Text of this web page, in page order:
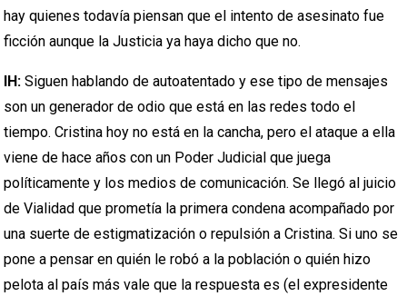
hay quienes todavía piensan que el intento de asesinato fue
ficción aunque la Justicia ya haya dicho que no.
IH: Siguen hablando de autoatentado y ese tipo de mensajes
son un generador de odio que está en las redes todo el
tiempo. Cristina hoy no está en la cancha, pero el ataque a ella
viene de hace años con un Poder Judicial que juega
políticamente y los medios de comunicación. Se llegó al juicio
de Vialidad que prometía la primera condena acompañado por
una suerte de estigmatización o repulsión a Cristina. Si uno se
pone a pensar en quién le robó a la población o quién hizo
pelota al país más vale que la respuesta es (el expresidente